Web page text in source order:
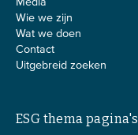
Media
Wie we zijn
Wat we doen
Contact
Uitgebreid zoeken
ESG thema pagina's